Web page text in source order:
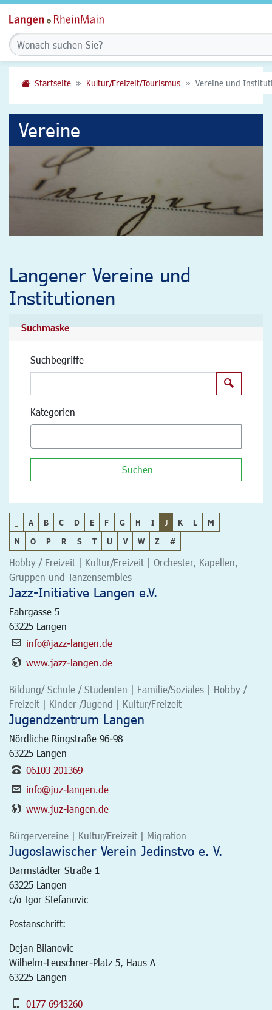
Startseite Kultur/Freizeit/Tourismus Vereine und
Vereine
Langener Vereine und
Institutionen
Suchmaske
Suchbegriffe
Kategorien
Suchen
A B C D E F G H I J K L
M
N
O P R S T U V W Z #
Hobby / Freizeit | Kultur/Freizeit | Orchester, Kapellen,
Gruppen und Tanzensembles
Jazz-Initiative Langen e.V.
Fahrgasse 5
63225 Langen
info@jazz-langen.de
www.jazz-langen.de
Bildung/ Schule / Studenten | Familie/Soziales | Hobby /
Freizeit | Kinder /Jugend | Kultur/Freizeit
Jugendzentrum Langen
Nördliche Ringstraße 96-98
63225 Langen
06103 201369
info@juz-langen.de
www.juz-langen.de
Bürgervereine | Kultur/Freizeit | Migration
Jugoslawischer Verein Jedinstvo e. V.
Darmstädter Straße 1
63225 Langen
c/o Igor Stefanovic
Postanschrift:
Dejan Bilanovic
Wilhelm-Leuschner-Platz 5, Haus A
63225 Langen
0177 6943260